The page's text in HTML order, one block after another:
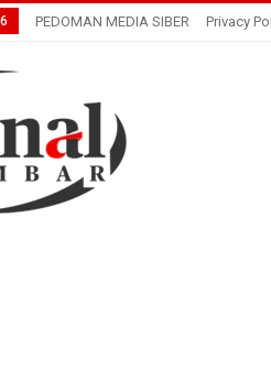
PEDOMAN MEDIA SIBER Privacy